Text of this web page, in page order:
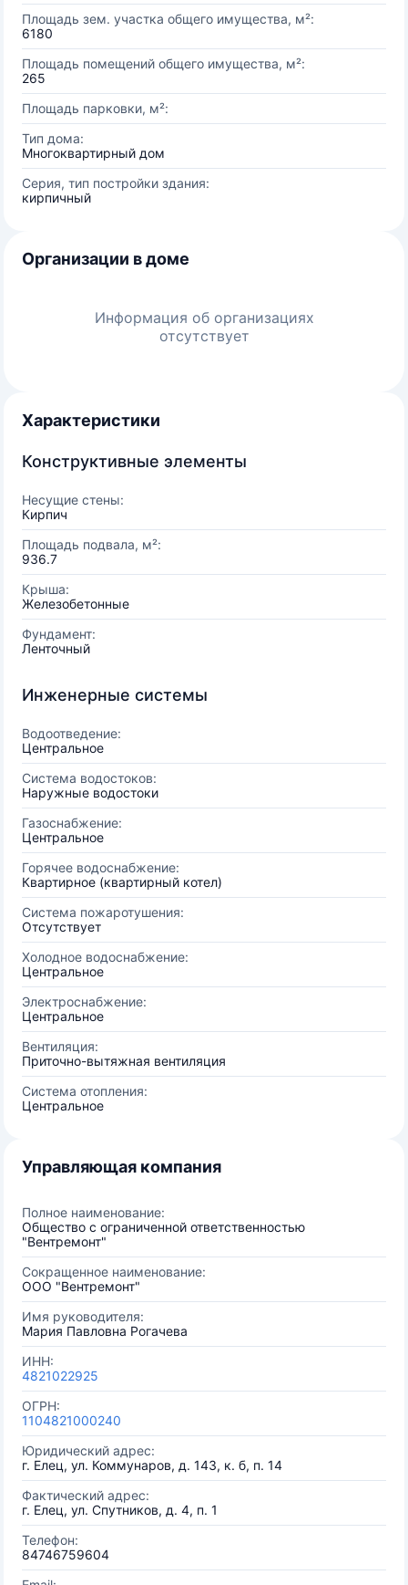
Площадь зем. участка общего имущества, м²:
6180
Площадь помещений общего имущества, м²:
265
Площадь парковки, м²:
Тип дома:
Многоквартирный дом
Серия, тип постройки здания:
кирпичный
Организации в доме
Информация об организациях
отсутствует
Характеристики
Конструктивные элементы
Несущие стены:
Кирпич
Площадь подвала, м²:
936.7
Крыша:
Железобетонные
Фундамент:
Ленточный
Инженерные системы
Водоотведение:
Центральное
Система водостоков:
Наружные водостоки
Газоснабжение:
Центральное
Горячее водоснабжение:
Квартирное (квартирный котел)
Система пожаротушения:
Отсутствует
Холодное водоснабжение:
Центральное
Электроснабжение:
Центральное
Вентиляция:
Приточно-вытяжная вентиляция
Система отопления:
Центральное
Управляющая компания
Полное наименование:
Общество с ограниченной ответственностью
"Вентремонт"
Сокращенное наименование:
ООО "Вентремонт"
Имя руководителя:
Мария Павловна Рогачева
ИНН:
4821022925
ОГРН:
1104821000240
Юридический адрес:
г. Елец, ул. Коммунаров, д. 143, к. б, п. 14
Фактический адрес:
г. Елец, ул. Спутников, д. 4, п. 1
Телефон:
84746759604